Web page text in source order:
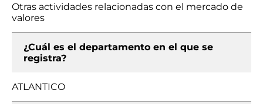
Otras actividades relacionadas con el mercado de
valores
¿Cuál es el departamento en el que se
registra?
ATLANTICO